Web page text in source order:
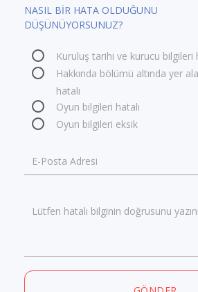
NASIL BİR HATA OLDUĞUNU
DÜŞÜNÜYORSUNUZ?
Kuruluş tarihi ve kurucu bilgileri
Hakkında bölümü altında yer
hatalı
Oyun bilgileri hatalı
Oyun bilgileri eksik
E-Posta Adresi
Lütfen hatalı bilginin doğrusunu